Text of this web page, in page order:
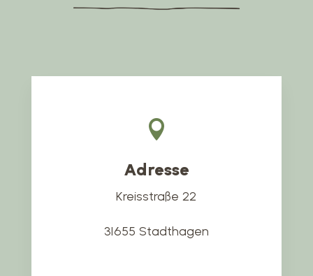

Adresse
Kreisstraße 22
31655 Stadthagen